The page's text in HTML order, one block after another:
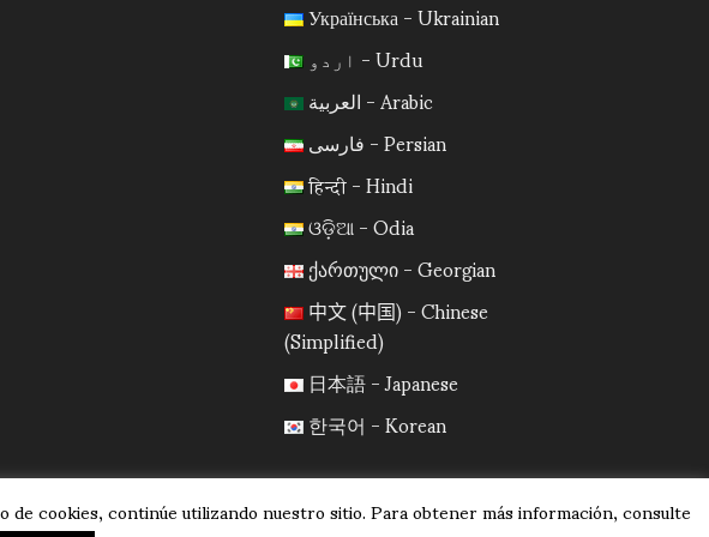
Українська - Ukrainian
اردو - Urdu
العربية - Arabic
فارسی - Persian
हिन्दी - Hindi
ଓଡ଼ିଆ - Odia
ქართული - Georgian
中文 (中国) - Chinese
(Simplified)
日本語 - Japanese
한국어 - Korean
cookies, continúe utilizando nuestro sitio. Para obtener más información, consulte